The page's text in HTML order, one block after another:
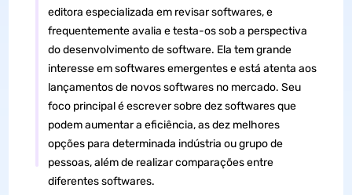
editora especializada em revisar softwares, e
frequentemente avalia e testa-os sob a perspectiva
do desenvolvimento de software. Ela tem grande
interesse em softwares emergentes e está atenta aos
lançamentos de novos softwares no mercado. Seu
foco principal é escrever sobre dez softwares que
podem aumentar a eficiência, as dez melhores
opções para determinada indústria ou grupo de
pessoas, além de realizar comparações entre
diferentes softwares.